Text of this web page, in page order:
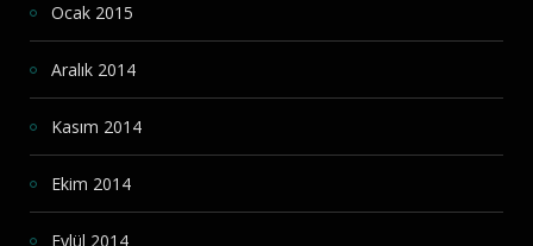
Ocak 2015
Aralık 2014
Kasım 2014
Ekim 2014
Eylül 2014